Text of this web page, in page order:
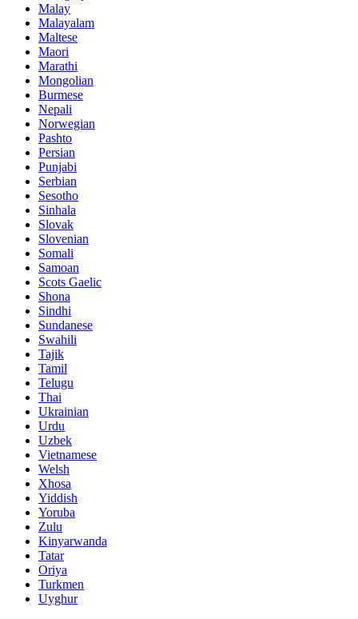
Malay
Malayalam
Maltese
Maori
Marathi
Mongolian
Burmese
Nepali
Norwegian
Pashto
Persian
Punjabi
Serbian
Sesotho
Sinhala
Slovak
Slovenian
Somali
Samoan
Scots Gaelic
Shona
Sindhi
Sundanese
Swahili
Tajik
Tamil
Telugu
Thai
Ukrainian
Urdu
Uzbek
Vietnamese
Welsh
Xhosa
Yiddish
Yoruba
Zulu
Kinyarwanda
Tatar
Oriya
Turkmen
Uyghur